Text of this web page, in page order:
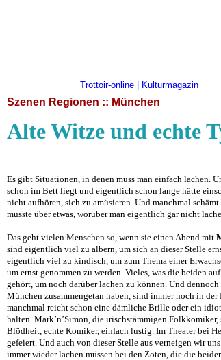
Trottoir-online | Kulturmagazin
Szenen Regionen :: München
Alte Witze und echte
Es gibt Situationen, in denen muss man einfach lachen.
schon im Bett liegt und eigentlich schon lange hätte
nicht aufhören, sich zu amüsieren. Und manchmal
musste über etwas, worüber man eigentlich gar nicht
Das geht vielen Menschen so, wenn sie einen Abend mit
sind eigentlich viel zu albern, um sich an dieser Stelle
eigentlich viel zu kindisch, um zum Thema einer
um ernst genommen zu werden. Vieles, was die beiden
gehört, um noch darüber lachen zu können. Und
München zusammengetan haben, sind immer noch in
manchmal reicht schon eine dämliche Brille oder ein
halten. Mark’n’Simon, die irischstämmigen
Blödheit, echte Komiker, einfach lustig. Im Theater bei
gefeiert. Und auch von dieser Stelle aus verneigen wir
immer wieder lachen müssen bei den Zoten, die die